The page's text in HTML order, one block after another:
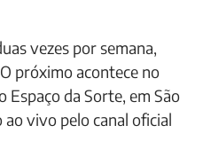
vezes por semana,
próximo acontece no
Espaço da Sorte, em São
vivo pelo canal oficial